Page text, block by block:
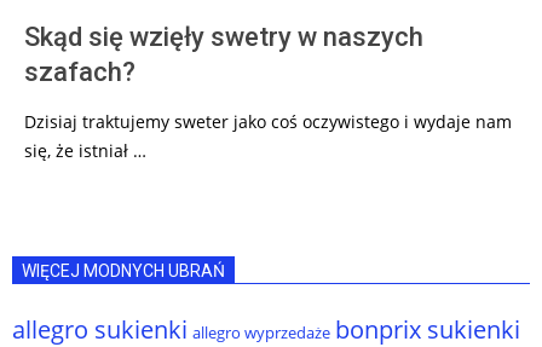
Skąd się wzięły swetry w naszych
szafach?
Dzisiaj traktujemy sweter jako coś oczywistego i wydaje nam
się, że istniał …
WIĘCEJ MODNYCH UBRAŃ
allegro sukienki allegro wyprzedaże bonprix sukienki